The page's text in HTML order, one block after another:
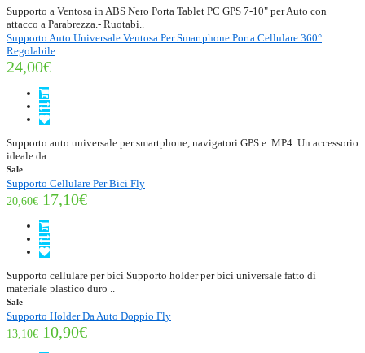
Supporto a Ventosa in ABS Nero Porta Tablet PC GPS 7-10" per Auto con
attacco a Parabrezza.- Ruotabi..
Supporto Auto Universale Ventosa Per Smartphone Porta Cellulare 360°
Regolabile
24,00€
Supporto auto universale per smartphone, navigatori GPS e MP4. Un accessorio
ideale da ..
Sale
Supporto Cellulare Per Bici Fly
20,60€ 17,10€
Supporto cellulare per bici Supporto holder per bici universale fatto di
materiale plastico duro ..
Sale
Supporto Holder Da Auto Doppio Fly
13,10€ 10,90€